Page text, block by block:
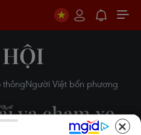
thôngNgười Việt bốn phương
va chạm xe